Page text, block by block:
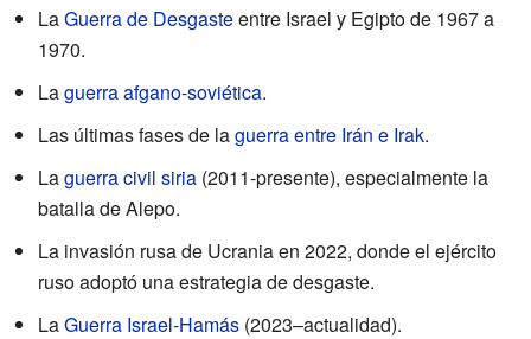
LaGuerra de Desgasteentre Israel y Egipto de 1967 a
1970.
Laguerra afgano-soviética.
Las últimas fases de laguerra entre Irán e Irak.
Laguerra civil siria (2011-presente), especialmente la
batalla de Alepo.
La invasión rusa de Ucrania en 2022, donde el ejército
ruso adoptó una estrategia de desgaste.
LaGuerra Israel-Hamás (2023–actualidad).